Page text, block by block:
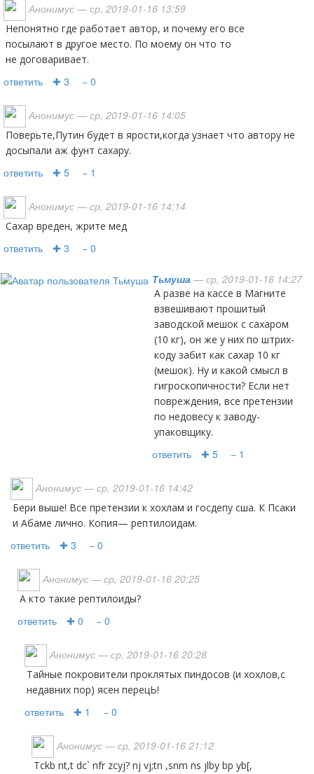
Анонимус — ср, 2019-01-16 13:59
Непонятно где работает автор, и почему его все
посылают в другое место. По моему он что то
не договаривает.
ответить ✚ 3 − 0
Анонимус — ср, 2019-01-16 14:05
Поверьте,Путин будет в ярости,когда узнает что автору не
досыпали аж фунт сахару.
ответить ✚ 5 − 1
Анонимус — ср, 2019-01-16 14:14
Сахар вреден, жрите мед
ответить ✚ 3 − 0
Тьмуша — ср, 2019-01-16 14:27
А разве на кассе в Магните
взвешивают прошитый
заводской мешок с сахаром
(10 кг), он же у них по штрих-
коду забит как сахар 10 кг
(мешок). Ну и какой смысл в
гигроскопичности? Если нет
повреждения, все претензии
по недовесу к заводу-
упаковщику.
ответить ✚ 5 − 1
Анонимус — ср, 2019-01-16 14:42
Бери выше! Все претензии к хохлам и госдепу сша. К Псаки
и Абаме лично. Копия— рептилоидам.
ответить ✚ 3 − 0
Анонимус — ср, 2019-01-16 20:25
А кто такие рептилоиды?
ответить ✚ 0 − 0
Анонимус — ср, 2019-01-16 20:28
Тайные покровители проклятых пиндосов (и хохлов,с
недавних пор) ясен перецЬ!
ответить ✚ 1 − 0
Анонимус — ср, 2019-01-16 21:12
Tckb nt,t dc` nfr zcyj? nj vj;tn ,snm ns jlby bp yb[,